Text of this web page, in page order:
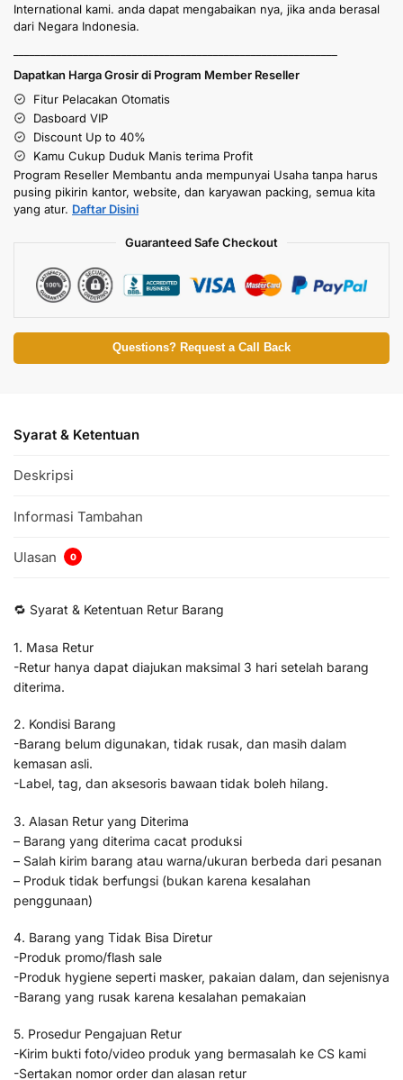
International kami. anda dapat mengabaikan nya, jika anda berasal
dari Negara Indonesia.
Dapatkan Harga Grosir di Program Member Reseller
Fitur Pelacakan Otomatis
Dasboard VIP
Discount Up to 40%
Kamu Cukup Duduk Manis terima Profit
Program Reseller Membantu anda mempunyai Usaha tanpa harus
pusing pikirin kantor, website, dan karyawan packing, semua kita
yang atur. Daftar Disini
Guaranteed Safe Checkout
Questions? Request a Call Back
Syarat & Ketentuan
Deskripsi
Informasi Tambahan
Ulasan 0
🔁 Syarat & Ketentuan Retur Barang
1. Masa Retur
-Retur hanya dapat diajukan maksimal 3 hari setelah barang
diterima.
2. Kondisi Barang
-Barang belum digunakan, tidak rusak, dan masih dalam
kemasan asli.
-Label, tag, dan aksesoris bawaan tidak boleh hilang.
3. Alasan Retur yang Diterima
– Barang yang diterima cacat produksi
– Salah kirim barang atau warna/ukuran berbeda dari pesanan
– Produk tidak berfungsi (bukan karena kesalahan
penggunaan)
4. Barang yang Tidak Bisa Diretur
-Produk promo/flash sale
-Produk hygiene seperti masker, pakaian dalam, dan sejenisnya
-Barang yang rusak karena kesalahan pemakaian
5. Prosedur Pengajuan Retur
-Kirim bukti foto/video produk yang bermasalah ke CS kami
-Sertakan nomor order dan alasan retur